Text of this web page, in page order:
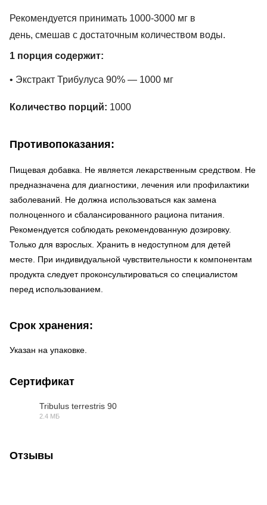
Рекомендуется принимать 1000-3000 мг в
день, смешав с достаточным количеством воды.
1 порция содержит:
• Экстракт Трибулуса 90% — 1000 мг
Количество порций: 1000
Противопоказания:
Пищевая добавка. Не является лекарственным средством. Не
предназначена для диагностики, лечения или профилактики
заболеваний. Не должна использоваться как замена
полноценного и сбалансированного рациона питания.
Рекомендуется соблюдать рекомендованную дозировку.
Только для взрослых. Хранить в недоступном для детей
месте. При индивидуальной чувствительности к компонентам
продукта следует проконсультироваться со специалистом
перед использованием.
Срок хранения:
Указан на упаковке.
Сертификат
Tribulus terrestris 90
2.4 МБ
Отзывы